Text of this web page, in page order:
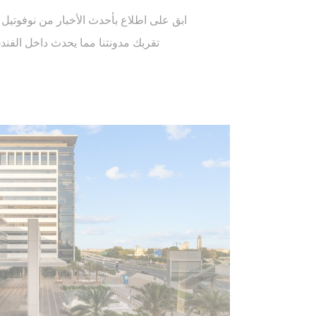
المناطق الخاصة
_deCookiesConsentDeleteKey
_deCookiesConsent
_deCookiesConsentID
_deCountryResp
ابق على اطلاع بأحدث الأخبار من
تقربك مدونتنا مما يحدث داخل